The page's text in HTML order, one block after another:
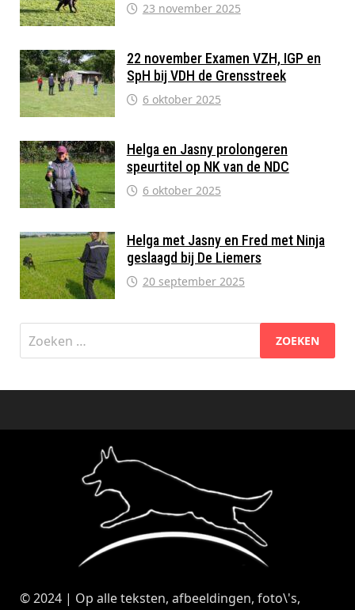
23 november 2025
22 november Examen VZH, IGP en
SpH bij VDH de Grensstreek
6 oktober 2025
Helga en Jasny prolongeren
speurtitel op NK van de NDC
6 oktober 2025
Helga met Jasny en Fred met Ninja
geslaagd bij De Liemers
20 september 2025
naar:
© 2024 | Op alle teksten, afbeeldingen, foto\'s,